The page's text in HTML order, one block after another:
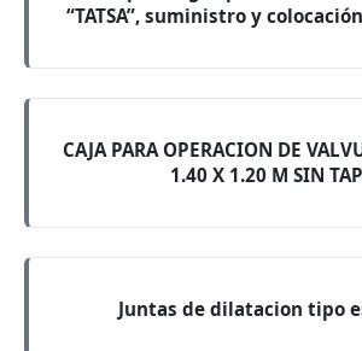
“TATSA”, suministro y
CAJA PARA OPERACION DE
1.40 X 1.20 M SIN
Juntas de dilatacion tipo